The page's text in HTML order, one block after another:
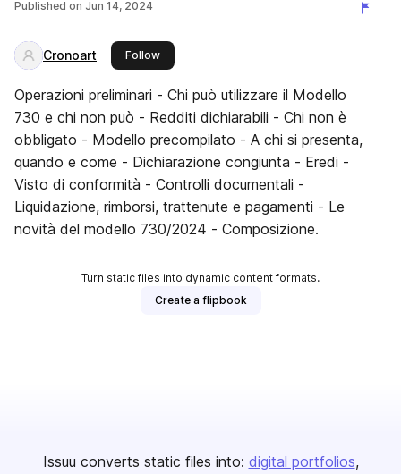
Published on Jun 14, 2024
Cronoart Followthis publisher
Operazioni preliminari - Chi può utilizzare il Modello
730 e chi non può - Redditi dichiarabili - Chi non è
obbligato - Modello precompilato - A chi si presenta,
quando e come - Dichiarazione congiunta - Eredi -
Visto di conformità - Controlli documentali -
Liquidazione, rimborsi, trattenute e pagamenti - Le
novità del modello 730/2024 - Composizione.
Turn static files into dynamic content formats.
Create a flipbook
Issuu converts static files into: digital portfolios